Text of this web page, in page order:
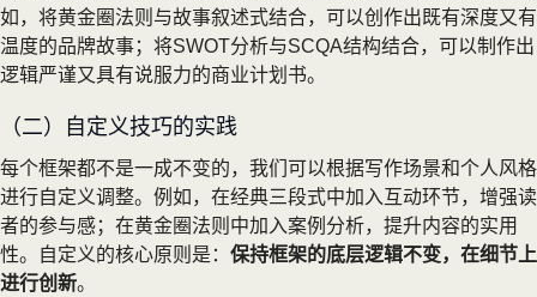
如，将黄金圈法则与故事叙述式结合，可以创作出既有深度又有
温度的品牌故事；将SWOT分析与SCQA结构结合，可以制作出
逻辑严谨又具有说服力的商业计划书。
（二）自定义技巧的实践
每个框架都不是一成不变的，我们可以根据写作场景和个人风格
进行自定义调整。例如，在经典三段式中加入互动环节，增强读
者的参与感；在黄金圈法则中加入案例分析，提升内容的实用
性。自定义的核心原则是： 保持框架的底层逻辑不变，在细节上
进行创新。